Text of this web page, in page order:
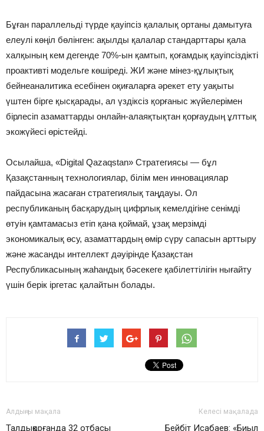
Бұған параллельді түрде қауіпсіз қалалық ортаны дамытуға
елеулі көңіл бөлінген: ақылды қалалар стандарттары қала
халқының кем дегенде 70%-ын қамтып, қоғамдық қауіпсіздікті
проактивті модельге көшіреді. ЖИ және мінез-құлықтық
бейнеаналитика есебінен оқиғаларға әрекет ету уақыты
үштен бірге қысқарады, ал үздіксіз қорғаныс жүйелерімен
бірлесіп азаматтарды онлайн-алаяқтықтан қорғаудың ұлттық
экожүйесі өрістейді.
Осылайша, «Digital Qazaqstan» Стратегиясы — бұл
Қазақстанның технологиялар, білім мен инновациялар
пайдасына жасаған стратегиялық таңдауы. Ол
республиканың басқарудың цифрлық кемелдігіне сенімді
өтуін қамтамасыз етіп қана қоймай, ұзақ мерзімді
экономикалық өсу, азаматтардың өмір сүру сапасын арттыру
және жасанды интеллект дәуірінде Қазақстан
Республикасының жаһандық бәсекеге қабілеттілігін нығайту
үшін берік іргетас қалайтын болады.
Алдыңғы мақала
Талдықорғанда 32 отбасы
Келесі мақалада
Бейбіт Исабаев: «Биыл